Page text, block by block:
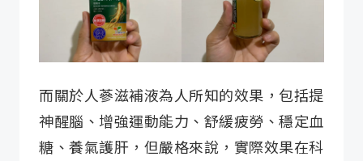
而關於人蔘滋補液為人所知的效果，包括提
神醒腦、增強運動能力、舒緩疲勞、穩定血
糖、養氣護肝，但嚴格來說，實際效果在科